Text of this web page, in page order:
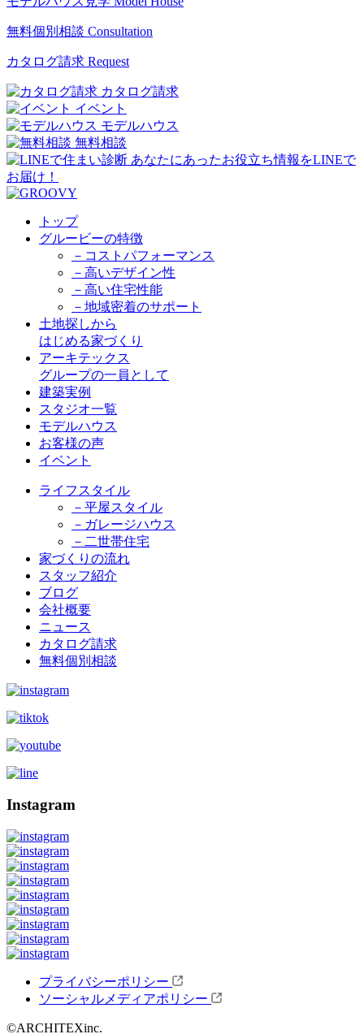
無料個別相談 Consultation
カタログ請求 Request
カタログ請求
イベント
モデルハウス
無料相談
トップ
グルービーの特徴
－コストパフォーマンス
－高いデザイン性
－高い住宅性能
－地域密着のサポート
土地探しから
はじめる家づくり
アーキテックス
グループの一員として
建築実例
スタジオ一覧
モデルハウス
お客様の声
イベント
ライフスタイル
－平屋スタイル
－ガレージハウス
－二世帯住宅
家づくりの流れ
スタッフ紹介
ブログ
会社概要
ニュース
カタログ請求
無料個別相談
Instagram
プライバシーポリシー
ソーシャルメディアポリシー
©ARCHITEXinc.